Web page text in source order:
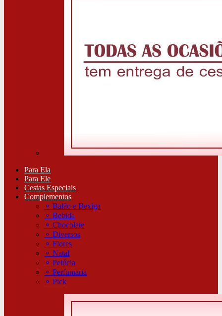
Para Ela
Para Ele
Cestas Especiais
Complementos
⚬Balão e Bexiga
⚬Bebida
⚬Chocolate
⚬Diversos
⚬Flores
⚬Natal
⚬Pelúcia
⚬Perfumaria
⚬Pick